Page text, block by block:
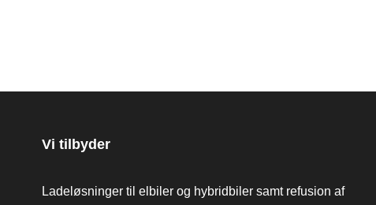
Vi tilbyder
Ladeløsninger til elbiler og hybridbiler samt refusion af